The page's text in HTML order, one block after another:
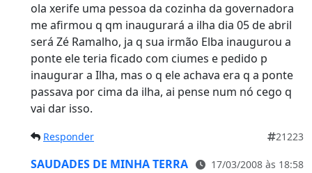
ola xerife uma pessoa da cozinha da governadora
me afirmou q qm inaugurará a ilha dia 05 de abril
será Zé Ramalho, ja q sua irmão Elba inaugurou a
ponte ele teria ficado com ciumes e pedido p
inaugurar a Ilha, mas o q ele achava era q a ponte
passava por cima da ilha, ai pense num nó cego q
vai dar isso.
Responder 21223
SAUDADES DE MINHA TERRA 17/03/2008 às 18:58